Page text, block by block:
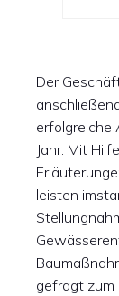
Der
erfolgreiche
Jahr. Mit
leisten
gefragt zum